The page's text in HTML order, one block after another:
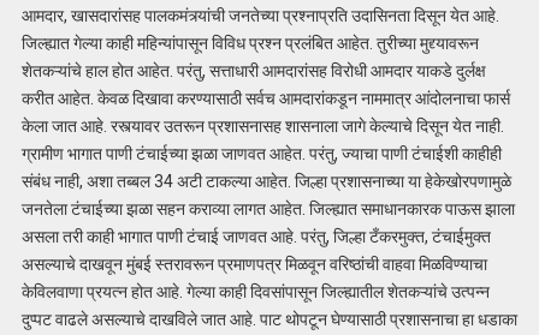
आमदार, खासदारांसह पालकमंत्र्यांची जनतेच्या प्रश्नाप्रति उदासिनता दिसून येत आहे.
जिल्ह्यात गेल्या काही महिन्यांपासून विविध प्रश्न प्रलंबित आहेत. तुरीच्या मुद्द्यावरून
शेतकऱ्यांचे हाल होत आहेत. परंतु, सत्ताधारी आमदारांसह विरोधी आमदार याकडे दुर्लक्ष
करीत आहेत. केवळ दिखावा करण्यासाठी सर्वच आमदारांकडून नाममात्र आंदोलनाचा फार्स
केला जात आहे. रस्त्यावर उतरून प्रशासनासह शासनाला जागे केल्याचे दिसून येत नाही.
ग्रामीण भागात पाणी टंचाईच्या झळा जाणवत आहेत. परंतु, ज्याचा पाणी टंचाईशी काहीही
संबंध नाही, अशा तब्बल 34 अटी टाकल्या आहेत. जिल्हा प्रशासनाच्या या हेकेखोरपणामुळे
जनतेला टंचाईच्या झळा सहन कराव्या लागत आहेत. जिल्ह्यात समाधानकारक पाऊस झाला
असला तरी काही भागात पाणी टंचाई जाणवत आहे. परंतु, जिल्हा टँकरमुक्त, टंचाईमुक्त
असल्याचे दाखवून मुंबई स्तरावरून प्रमाणपत्र मिळवून वरिष्ठांची वाहवा मिळविण्याचा
केविलवाणा प्रयत्न होत आहे. गेल्या काही दिवसांपासून जिल्ह्यातील शेतकऱ्यांचे उत्पन्न
दुप्पट वाढले असल्याचे दाखविले जात आहे. पाट थोपटून घेण्यासाठी प्रशासनाचा हा धडाका